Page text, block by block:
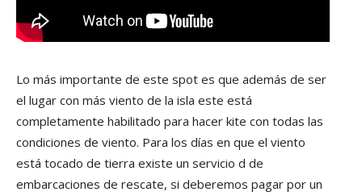
Lo más importante de este spot es que además de ser
el lugar con más viento de la isla este está
completamente habilitado para hacer kite con todas las
condiciones de viento. Para los días en que el viento
está tocado de tierra existe un servicio d de
embarcaciones de rescate, si deberemos pagar por un